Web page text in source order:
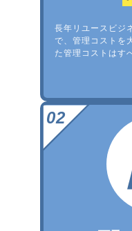
長年リユースビジ
で、管理コストを
た管理コストはす